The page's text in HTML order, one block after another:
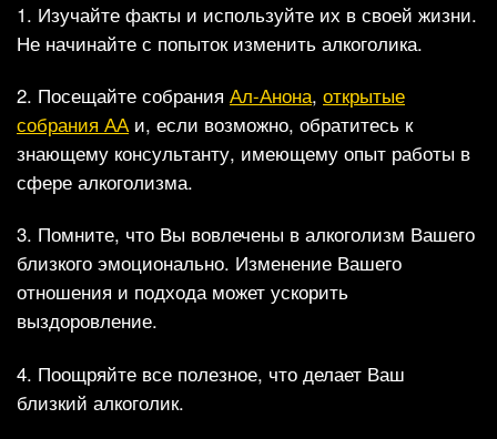
1. Изучайте факты и используйте их в своей жизни.
Не начинайте с попыток изменить алкоголика.
2. Посещайте собрания Ал-Анона, открытые
собрания ААи, если возможно, обратитесь к
знающему консультанту, имеющему опыт работы в
сфере алкоголизма.
3. Помните, что Вы вовлечены в алкоголизм Вашего
близкого эмоционально. Изменение Вашего
отношения и подхода может ускорить
выздоровление.
4. Поощряйте все полезное, что делает Ваш
близкий алкоголик.